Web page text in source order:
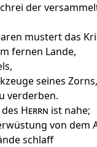
der
mustert das
fernen Lande,
seines Zorns,
verderben.
Herrn ist nahe;
von dem
schlaff